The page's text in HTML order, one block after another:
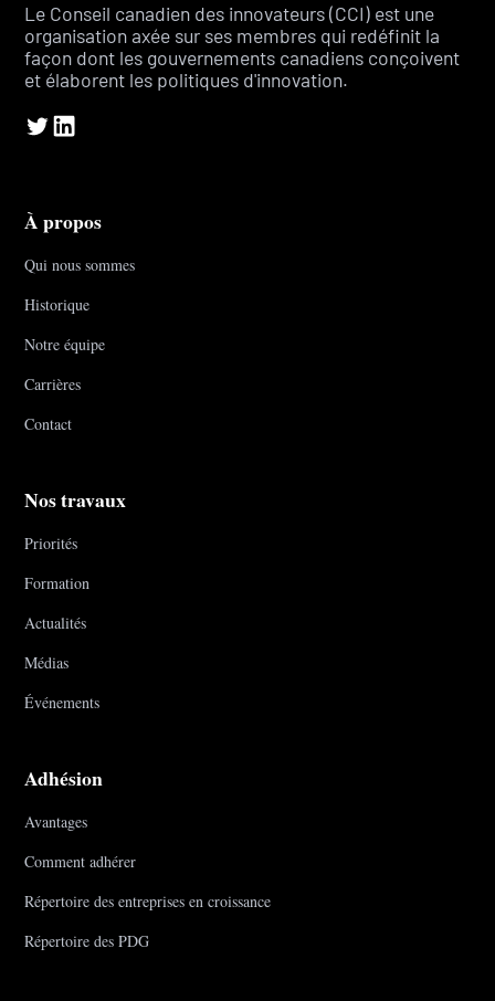
Le Conseil canadien des innovateurs (CCI) est une
organisation axée sur ses membres qui redéfinit la
façon dont les gouvernements canadiens conçoivent
et élaborent les politiques d'innovation.
À propos
Qui nous sommes
Historique
Notre équipe
Carrières
Contact
Nos travaux
Priorités
Formation
Actualités
Médias
Événements
Adhésion
Avantages
Comment adhérer
Répertoire des entreprises en croissance
Répertoire des PDG